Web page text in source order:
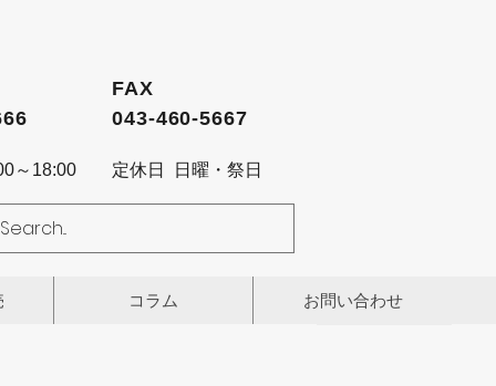
～18:00
FAX
043-460-5667
定休日 日曜・祭日
コラム お問い合わせ